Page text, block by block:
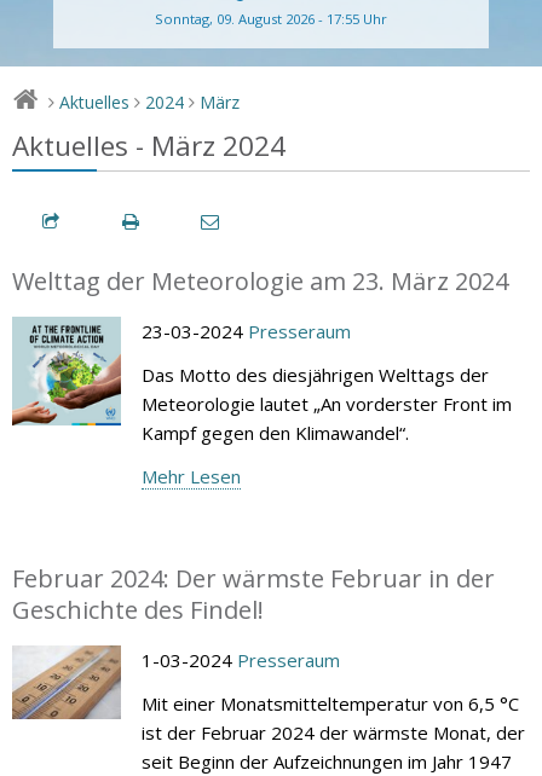
Sonntag, 09. August 2026 - 17:55 Uhr
> Aktuelles > 2024 > März
Aktuelles - März 2024
Welttag der Meteorologie am 23. März 2024
23-03-2024 Presseraum
Das Motto des diesjährigen Welttags der
Meteorologie lautet „An vorderster Front im
Kampf gegen den Klimawandel“.
Mehr Lesen
Februar 2024: Der wärmste Februar in der
Geschichte des Findel!
1-03-2024 Presseraum
Mit einer Monatsmitteltemperatur von 6,5 °C
ist der Februar 2024 der wärmste Monat, der
seit Beginn der Aufzeichnungen im Jahr 1947